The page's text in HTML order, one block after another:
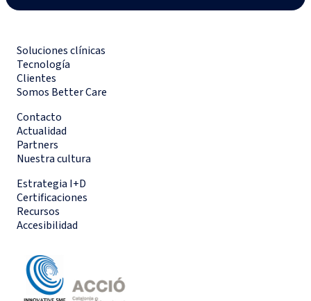
Soluciones clínicas
Tecnología
Clientes
Somos Better Care
Contacto
Actualidad
Partners
Nuestra cultura
Estrategia I+D
Certificaciones
Recursos
Accesibilidad